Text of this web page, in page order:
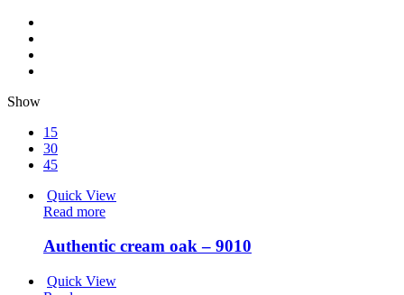
Show
15
30
45
Quick View
Read more
Authentic cream oak – 9010
Quick View